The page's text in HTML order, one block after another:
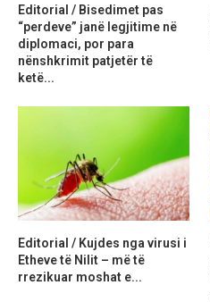
Editorial / Bisedimet pas
“perdeve” janë legjitime në
diplomaci, por para
nënshkrimit patjetër të
ketë...
Editorial / Kujdes nga virusi i
Etheve të Nilit – më të
rrezikuar moshat e...